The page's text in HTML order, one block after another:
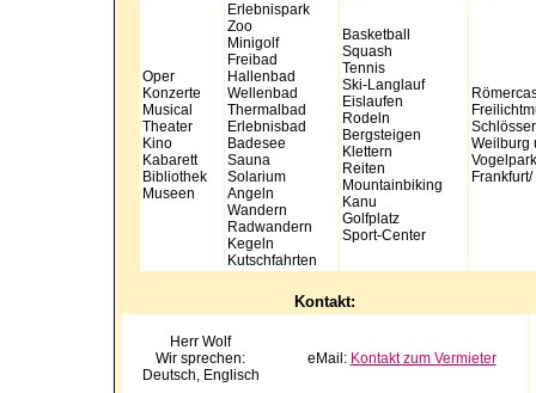
Oper
Konzerte
Musical
Theater
Kino
Kabarett
Bibliothek
Museen
Erlebnispark
Zoo
Minigolf
Freibad
Hallenbad
Wellenbad
Thermalbad
Erlebnisbad
Badesee
Sauna
Solarium
Angeln
Wandern
Radwandern
Kegeln
Kutschfahrten
Basketball
Squash
Tennis
Ski-Langlauf
Eislaufen
Rodeln
Bergsteigen
Klettern
Reiten
Mountainbiking
Kanu
Golfplatz
Sport-Center
Weilburg
Kontakt:
Herr Wolf
Wir sprechen:
Deutsch, Englisch
eMail: Kontakt zum Vermieter